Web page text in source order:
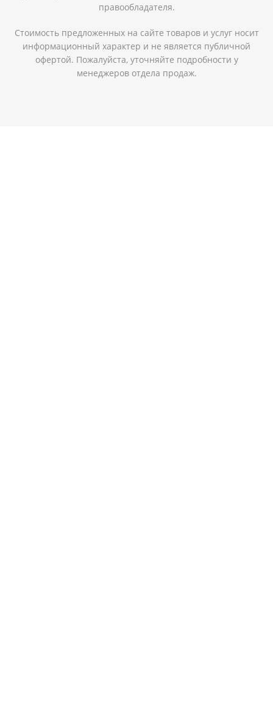
правообладателя.
Стоимость предложенных на сайте товаров и услуг носит
информационный характер и не является публичной
офертой. Пожалуйста, уточняйте подробности у
менеджеров отдела продаж.